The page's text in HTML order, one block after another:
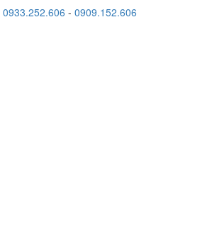
0933.252.606 - 0909.152.606